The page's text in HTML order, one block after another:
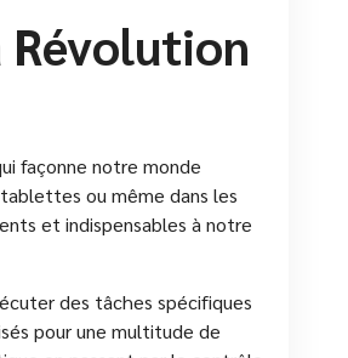
Révolution
façonne notre monde
ou même dans les
et indispensables à notre
des tâches spécifiques
pour une multitude de